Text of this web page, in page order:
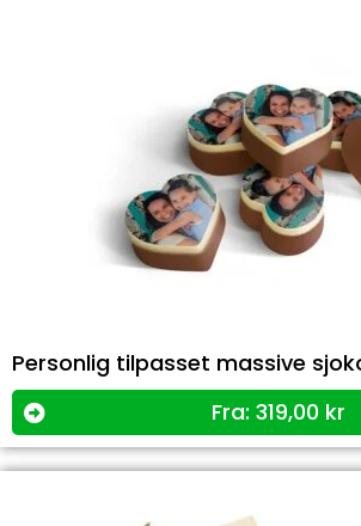
Personlig tilpasset massive
Fra: 319,00 kr